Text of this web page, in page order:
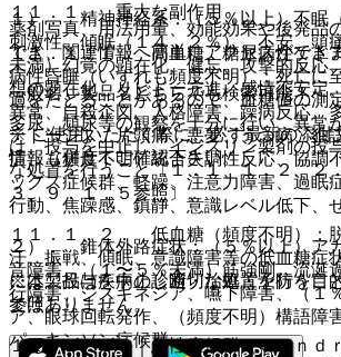
１）． 精神神経系：（５％以上）不眠
刺激性、傾眠（１４．２％）、不安、頭
未満）幻覚の顕在化、健忘、攻撃的反応
想の顕在化、リビドー亢進、感情不安定
異常、自殺企図、人格障害、躁病反応、
テトーシス、片頭痛、悪夢、うつ病、独
症、（頻度不明）統合失調性反応、協調
ッグス症候群、軽躁、注意力障害、過眠
行動、焦躁感、鎮静、意識レベル低下、
２）． 錐体外路症状：（５％以上）ア
音障害、（１〜５％未満）筋強剛、流涎
行障害、ジスキネジア、嚥下障害、（１
ア、眼球回転発作、（頻度不明）構語障
パーキンソン症候群。
１１．１． 重大な副作用
１１．１．１． 高血糖、糖尿病性ケト
病性昏睡（いずれも頻度不明）：死亡に
過をたどることがあるので、血糖値の測
多尿、頻尿等の観察を十分に行い、異常
は、投与を中止し、インスリン製剤の投
な処置を行うこと〔１．１、１．２、２
３、９．１．５参照〕。
１１．１．２． 低血糖（頻度不明）：
汗、振戦、傾眠、意識障害等の低血糖症
には、投与を中止し適切な処置を行うこ
参照〕。
１１．１．３． 悪性症候群（Ｓｙｎｄ
薬剤写真、用法用量、効能効果や後発品
でき、関連情報へ簡単にアクセスができ
一般名、製品名どちらでも検索可能！
※ ご使用いただく際に、必ず最新の添付
情報も併せてご確認下さい。
※本製品は疾病の診断・治療・予防を目
ではありません。